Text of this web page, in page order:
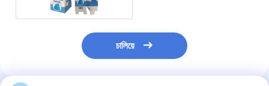
চালিয়ে